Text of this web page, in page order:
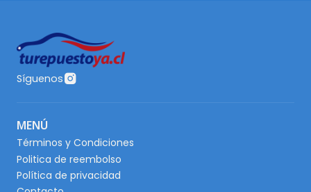
Síguenos
MENÚ
Términos y Condiciones
Politica de reembolso
Política de privacidad